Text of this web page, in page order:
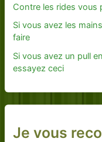
Contre les rides vous
Si vous avez les
faire
Si vous avez un pull
essayez ceci
Je vous